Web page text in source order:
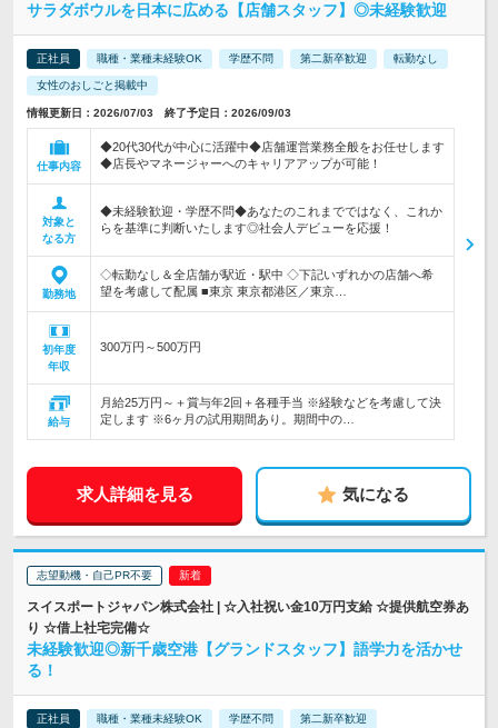
サラダボウルを日本に広める【店舗スタッフ】◎未経験歓迎
正社員 職種・業種未経験OK 学歴不問 第二新卒歓迎 転勤なし
女性のおしごと掲載中
情報更新日：2026/07/03 終了予定日：2026/09/03
仕事内容
◆20代30代が中心に活躍中◆店舗運営業務全般をお任せします
◆店長やマネージャーへのキャリアアップが可能！
対象と
なる方
◆未経験歓迎・学歴不問◆あなたのこれまでではなく、これか
らを基準に判断いたします◎社会人デビューを応援！
勤務地
◇転勤なし＆全店舗が駅近・駅中 ◇下記いずれかの店舗へ希
望を考慮して配属 ■東京 東京都港区／東京…
初年度
年収
300万円～500万円
給与
月給25万円～＋賞与年2回＋各種手当 ※経験などを考慮して決
定します ※6ヶ月の試用期間あり。期間中の…
求人詳細を見る 気になる
志望動機・自己PR不要
スイスポートジャパン株式会社 | ☆入社祝い金10万円支給 ☆提供航空券あ
り ☆借上社宅完備☆
未経験歓迎◎新千歳空港【グランドスタッフ】語学力を活かせ
る！
正社員 職種・業種未経験OK 学歴不問 第二新卒歓迎